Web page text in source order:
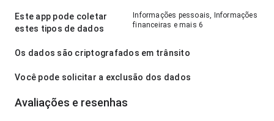
Este app pode coletar
estes tipos de dados
Informações pessoais, Informações
financeiras e mais 6
Os dados são criptografados em trânsito
Você pode solicitar a exclusão dos dados
Avaliações e resenhas